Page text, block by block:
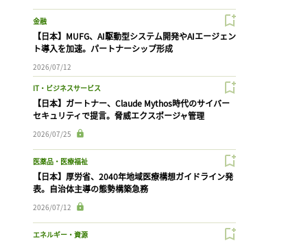
金融
【日本】MUFG、AI駆動型システム開発やAIエージェン
ト導入を加速。パートナーシップ形成
2026/07/12
IT・ビジネスサービス
【日本】ガートナー、Claude Mythos時代のサイバー
セキュリティで提言。脅威エクスポージャ管理
2026/07/25
医薬品・医療福祉
【日本】厚労省、2040年地域医療構想ガイドライン発
表。自治体主導の態勢構築急務
2026/07/12
エネルギー・資源